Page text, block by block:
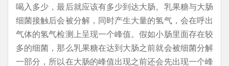
喝入多少，最后就应该有多少到达大肠。乳果糖与大肠
细菌接触后会被分解，同时产生大量的氢气，会在呼出
气体的氢气检测上呈现一个峰值。假如小肠里面存在较
多的细菌，那么乳果糖在达到大肠之前就会被细菌分解
一部分，所以在大肠的峰值出现之前还会先出现一个峰